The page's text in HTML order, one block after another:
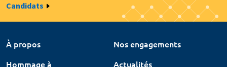
Candidats
À propos
Nos engagements
Hommage à
Actualités